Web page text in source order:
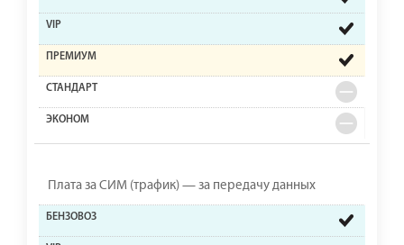
Плата за СИМ (трафик) — за передачу данных